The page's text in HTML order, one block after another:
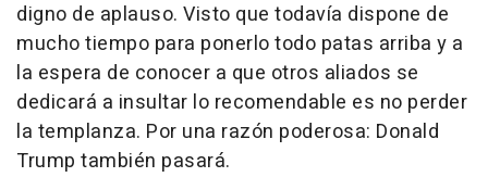
digno de aplauso. Visto que todavía dispone de
mucho tiempo para ponerlo todo patas arriba y a
la espera de conocer a que otros aliados se
dedicará a insultar lo recomendable es no perder
la templanza. Por una razón poderosa: Donald
Trump también pasará.